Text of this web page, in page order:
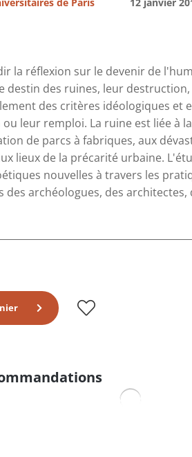
la réflexion sur le devenir de
destin des ruines, leur
des critères idéologiques et
leur remploi. La ruine est liée à
de parcs à fabriques, aux
lieux de la précarité urbaine.
nouvelles à travers les
archéologues, des architectes,